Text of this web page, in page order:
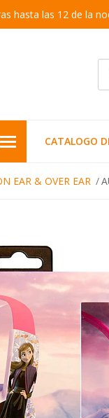
hasta las 12 de la
CATALOGO
EAR & OVER EAR